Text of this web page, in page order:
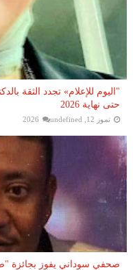
"اليوم للإعلام» تجدد الثقة
حتى نهاية 2026
تموز 12, 2026 undefined
صحفي سوداني يفوز بجائزة